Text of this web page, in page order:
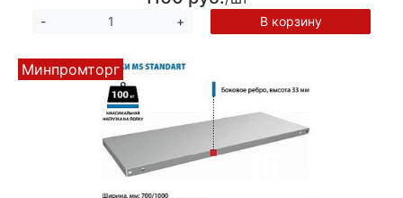
- + В корзину
Минпромторг